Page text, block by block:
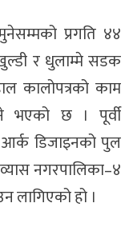
प्रगति ४४
र धुलाम्मे सडक
कालोपत्रको काम
भएको छ । पूर्वी
आर्क डिजाइनको पुल
नगरपालिका–४
लागिएको हो ।